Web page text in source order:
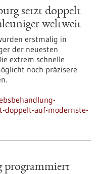
setzt doppelt
weltweit
erstmalig in
der neuesten
extrem schnelle
noch präzisere
doppelt-auf-modernste-
programmiert